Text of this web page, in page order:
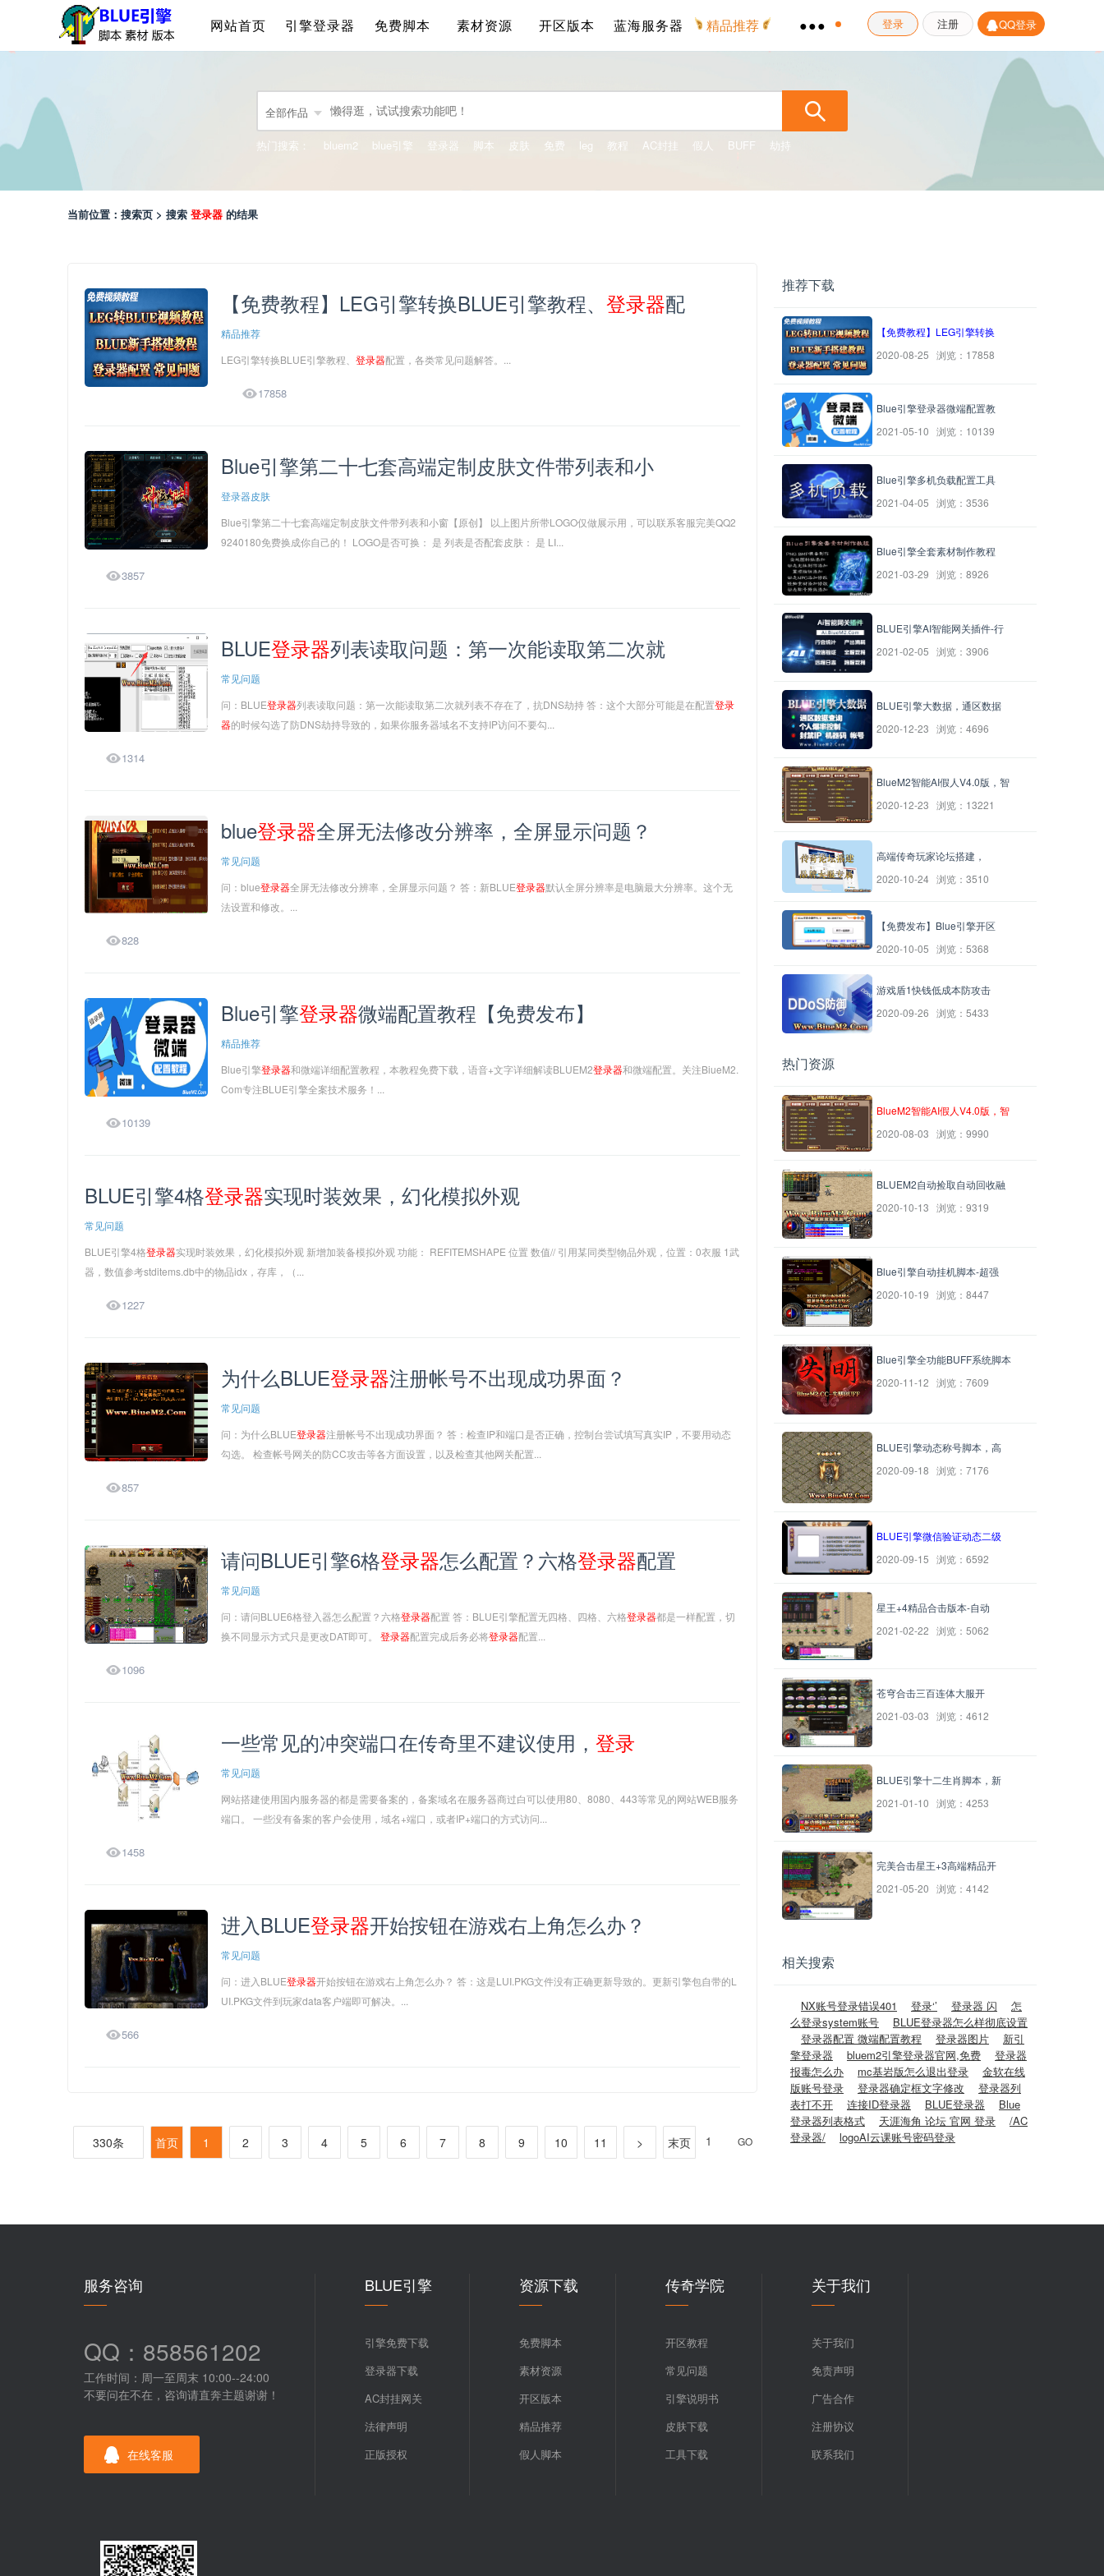
网站首页 引擎登录器 免费脚本 素材资源 开区版本 蓝海服务器 精品推荐 ●●● 登录 注册 QQ登录
全部作品
热门搜索： bluem2 blue引擎 登录器 脚本 皮肤 免费 leg 教程 AC封挂 假人 BUFF 劫持
当前位置：搜索页 > 搜索 登录器 的结果
【免费教程】LEG引擎转换BLUE引擎教程、 登录器配
精品推荐
LEG引擎转换BLUE引擎教程、 登录器配置，各类常见问题解答。...
17858
Blue引擎第二十七套高端定制皮肤文件带列表和小
登录器皮肤
Blue引擎第二十七套高端定制皮肤文件带列表和小窗【原创】 以上图片所带LOGO仅做展示用，可以联系客服完美QQ2
9240180免费换成你自己的！ LOGO是否可换： 是 列表是否配套皮肤： 是 LI...
3857
BLUE登录器列表读取问题：第一次能读取第二次就
常见问题
问：BLUE登录器列表读取问题：第一次能读取第二次就列表不存在了，抗DNS劫持 答：这个大部分可能是在配置登录
器的时候勾选了防DNS劫持导致的，如果你服务器域名不支持IP访问不要勾...
1314
blue登录器全屏无法修改分辨率，全屏显示问题？
常见问题
问：blue登录器全屏无法修改分辨率，全屏显示问题？ 答：新BLUE登录器默认全屏分辨率是电脑最大分辨率。这个无
法设置和修改。...
828
Blue引擎登录器微端配置教程【免费发布】
精品推荐
Blue引擎登录器和微端详细配置教程，本教程免费下载，语音+文字详细解读BLUEM2登录器和微端配置。关注BiueM2.
Com专注BLUE引擎全案技术服务！...
10139
BLUE引擎4格登录器实现时装效果，幻化模拟外观
常见问题
BLUE引擎4格登录器实现时装效果，幻化模拟外观 新增加装备模拟外观 功能： REFITEMSHAPE 位置 数值// 引用某同类型物品外观，位置：0衣服 1武
器，数值参考stditems.db中的物品idx，存库，（...
1227
为什么BLUE登录器注册帐号不出现成功界面？
常见问题
问：为什么BLUE登录器注册帐号不出现成功界面？ 答：检查IP和端口是否正确，控制台尝试填写真实IP，不要用动态
勾选。 检查帐号网关的防CC攻击等各方面设置，以及检查其他网关配置...
857
请问BLUE引擎6格登录器怎么配置？六格登录器配置
常见问题
问：请问BLUE6格登入器怎么配置？六格登录器配置 答：BLUE引擎配置无四格、四格、六格登录器都是一样配置，切
换不同显示方式只是更改DAT即可。 登录器配置完成后务必将登录器配置...
1096
一些常见的冲突端口在传奇里不建议使用， 登录
常见问题
网站搭建使用国内服务器的都是需要备案的，备案域名在服务器商过白可以使用80、8080、443等常见的网站WEB服务
端口。 一些没有备案的客户会使用，域名+端口，或者IP+端口的方式访问...
1458
进入BLUE登录器开始按钮在游戏右上角怎么办？
常见问题
问：进入BLUE登录器开始按钮在游戏右上角怎么办？ 答：这是LUI.PKG文件没有正确更新导致的。更新引擎包自带的L
UI.PKG文件到玩家data客户端即可解决。...
566
330条 首页 1 2 3 4 5 6 7 8 9 10 11 > 末页
推荐下载
【免费教程】LEG引擎转换
2020-08-25 浏览：17858
Blue引擎登录器微端配置教
2021-05-10 浏览：10139
Blue引擎多机负载配置工具
2021-04-05 浏览：3536
Blue引擎全套素材制作教程
2021-03-29 浏览：8926
BLUE引擎AI智能网关插件-行
2021-02-05 浏览：3906
BLUE引擎大数据，通区数据
2020-12-23 浏览：4696
BlueM2智能AI假人V4.0版，智
2020-12-23 浏览：13221
高端传奇玩家论坛搭建，
2020-10-24 浏览：3510
【免费发布】Blue引擎开区
2020-10-05 浏览：5368
游戏盾1快钱低成本防攻击
2020-09-26 浏览：5433
热门资源
BlueM2智能AI假人V4.0版，智
2020-08-03 浏览：9990
BLUEM2自动捡取自动回收融
2020-10-13 浏览：9319
Blue引擎自动挂机脚本-超强
2020-10-19 浏览：8447
Blue引擎全功能BUFF系统脚本
2020-11-12 浏览：7609
BLUE引擎动态称号脚本，高
2020-09-18 浏览：7176
BLUE引擎微信验证动态二级
2020-09-15 浏览：6592
星王+4精品合击版本-自动
2021-02-22 浏览：5062
苍穹合击三百连体大服开
2021-03-03 浏览：4612
BLUE引擎十二生肖脚本，新
2021-01-10 浏览：4253
完美合击星王+3高端精品开
2021-05-20 浏览：4142
相关搜索
NX账号登录错误401 登录‘’ 登录器 闪
怎
么登录system账号
BLUE登录器怎么样彻底设置
登录器配置 微端配置教程
登录器图片
新引
擎登录器
bluem2引擎登录器官网,免费
登录器
报毒怎么办
mc基岩版怎么退出登录
金软在线
版账号登录
登录器确定框文字修改
登录器列
表打不开
连接ID登录器 BLUE登录器
Blue
登录器列表格式
天涯海角 论坛 官网 登录
/AC
登录器/
logoAI云课账号密码登录
服务咨询
QQ：858561202
工作时间：周一至周末 10:00--24:00
不要问在不在，咨询请直奔主题谢谢！
在线客服
BLUE引擎
引擎免费下载
登录器下载
AC封挂网关
法律声明
正版授权
资源下载
免费脚本
素材资源
开区版本
精品推荐
假人脚本
传奇学院
开区教程
常见问题
引擎说明书
皮肤下载
工具下载
关于我们
关于我们
免责声明
广告合作
注册协议
联系我们